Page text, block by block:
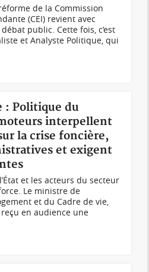
de la Commission
(CEI) revient avec
public. Cette fois, c’est
et Analyste Politique, qui
: Politique du
interpellent
la crise foncière,
et exigent
et les acteurs du secteur
Le ministre de
et du Cadre de vie,
reçu en audience une